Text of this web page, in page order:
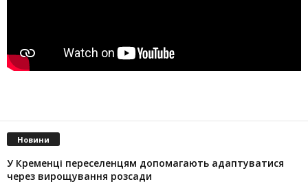
Новини
У Кременці переселенцям допомагають адаптуватися
через вирощування розсади